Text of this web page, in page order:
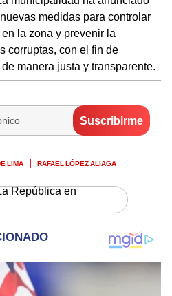
medidas para controlar
la zona y prevenir la
corruptas, con el fin de
manera justa y transparente.
LIMA RAFAEL LÓPEZ ALIAGA
República en